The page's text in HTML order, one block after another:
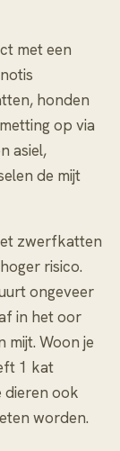
met een
honden
op via
asiel,
de mijt
zwerfkatten
risico.
ongeveer
in het oor
mijt. Woon je
1 kat
dieren ook
worden.